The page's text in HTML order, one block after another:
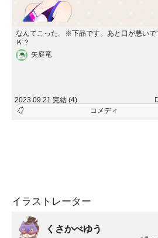
なんてこった。※下品です。あと口が悪いで
Ｋ？
矢庭竜
2023.09.21 完結 (4)
コメディ
イラストレーター
くさかべゆう